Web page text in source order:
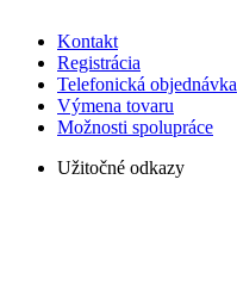
Kontakt
Registrácia
Telefonická objednávka
Výmena tovaru
Možnosti spolupráce
Užitočné odkazy